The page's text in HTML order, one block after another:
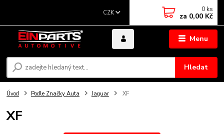
Menu
CZK
Hledat
0 ks
za 0,00 Kč
Úvod Podle Značky Auta Jaguar XF
XF